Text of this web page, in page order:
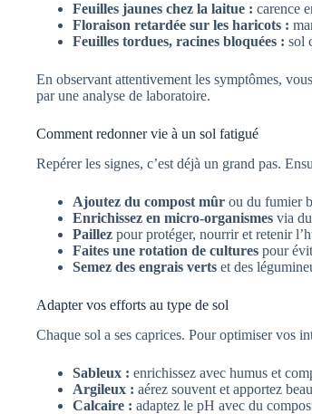
Feuilles jaunes chez la laitue : carence
Floraison retardée sur les haricots :
Feuilles tordues, racines bloquées : sol
En observant attentivement les symptômes,
par une analyse de laboratoire.
Comment redonner vie à un sol fatigué
Repérer les signes, c’est déjà un grand pas.
Ajoutez du compost mûr ou du fumier
Enrichissez en micro-organismes via
Paillez pour protéger, nourrir et retenir
Faites une rotation de cultures pour
Semez des engrais verts et des
Adapter vos efforts au type de sol
Chaque sol a ses caprices. Pour optimiser vos
Sableux : enrichissez avec humus et
Argileux : aérez souvent et apportez
Calcaire : adaptez le pH avec du